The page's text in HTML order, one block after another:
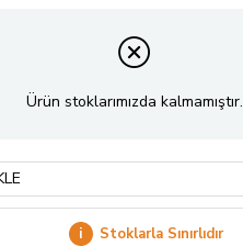
Ürün stoklarımızda kalmamıştır.
i Stoklarla Sınırlıdır